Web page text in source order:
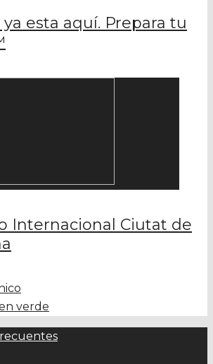
ya esta aquí. Prepara tu
Internacional Ciutat de
verde